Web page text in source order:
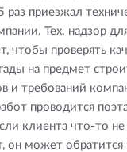
раз приезжал
Тех. надзор
чтобы проверять
на предмет
и требований
проводится
клиента что-то не
он может обратится